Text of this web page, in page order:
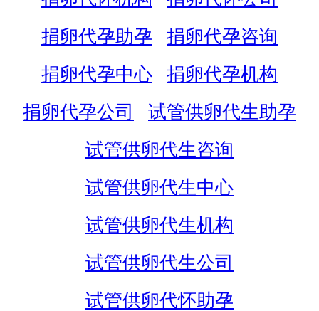
捐卵代孕助孕
捐卵代孕咨询
捐卵代孕中心
捐卵代孕机构
捐卵代孕公司
试管供卵代生助孕
试管供卵代生咨询
试管供卵代生中心
试管供卵代生机构
试管供卵代生公司
试管供卵代怀助孕